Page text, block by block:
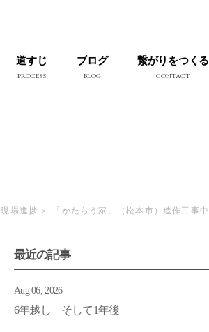
道すじ
PROCESS
ブログ
BLOG
繋がりをつくる
CONTACT
現場進捗 「かたらう家」（松本市）造作工事中
最近の記事
Aug 06, 2026
6年越し そして1年後